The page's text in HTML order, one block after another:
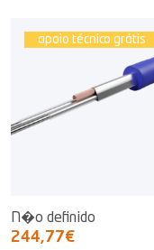
apoio técnico grátis
N�o definido
244,77€